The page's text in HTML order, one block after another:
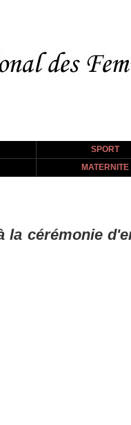
SPORT
MATERNITE
la cérémonie